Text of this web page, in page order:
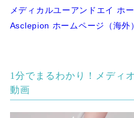
メディカルユーアンドエイ ホ
Asclepion ホームページ（海外）
1分でまるわかり！メディ
動画